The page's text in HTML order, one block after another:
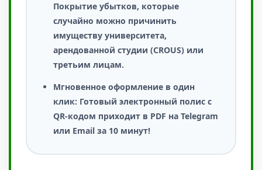
Покрытие убытков, которые
случайно можно причинить
имуществу университета,
арендованной студии (CROUS) или
третьим лицам.
Мгновенное оформление в один
клик: Готовый электронный полис с
QR-кодом приходит в PDF на Telegram
или Email за 10 минут!